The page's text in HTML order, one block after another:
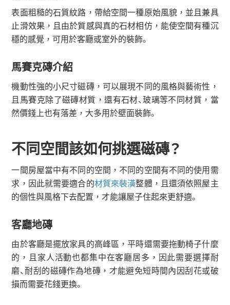
表面粗糙的石質紋路，帶給空間一種原始風貌，並且兼具
止滑效果，且由於質感與真的石材相仿，能使空間有種沉
穩的感覺，可用於客廳或室外的裝飾。
馬賽克磚介紹
機動性強的小尺寸磁磚，可以展現不同的風格與藝術性，
且馬賽克除了磁磚材質，還有石材、玻璃等不同材質，當
然價錢上也有落差，大多用於壁面裝飾。
不同空間該如何挑選磁磚？
一間房屋當中有不同的空間，不同的空間有不同的使用需
求，因此就需要適合的材質來裝潢整體，且還須依照屋主
的個性與風格下去配置，才能讓屋子住起來更舒適。
客廳地磚
由於客廳是擺放家具的高峰區，平時還需要拖動椅子什麼
的，且家人活動也都集中在客廳居多，因此需要選擇耐
磨、耐刮的磁磚作為地磚，才能避免短時間內因刮花或破
損而需要花錢更換。